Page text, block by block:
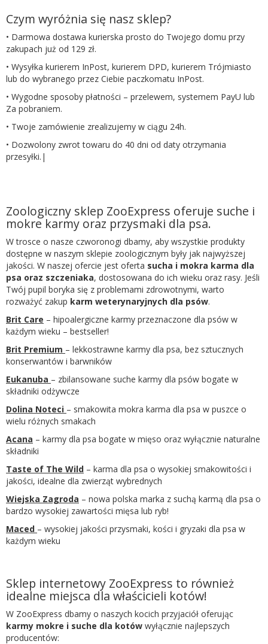
Czym wyróżnia się nasz sklep?
• Darmowa dostawa kurierska prosto do Twojego domu przy
zakupach już od 129 zł.
• Wysyłka kurierem InPost, kurierem DPD, kurierem Trójmiasto
lub do wybranego przez Ciebie paczkomatu InPost.
• Wygodne sposoby płatności – przelewem, systemem PayU lub
Za pobraniem.
• Twoje zamówienie zrealizujemy w ciągu 24h.
• Dozwolony zwrot towaru do 40 dni od daty otrzymania
przesyłki.|
Zoologiczny sklep ZooExpress oferuje suche i
mokre karmy oraz przysmaki dla psa.
W trosce o nasze czworonogi dbamy, aby wszystkie produkty
dostępne w naszym sklepie zoologicznym były jak najwyższej
jakości. W naszej ofercie jest oferta sucha i mokra karma dla
psa oraz szczeniaka, dostosowana do ich wieku oraz rasy. Jeśli
Twój pupil boryka się z problemami zdrowotnymi, warto
rozważyć zakup karm weterynaryjnych dla psów.
Brit Care – hipoalergiczne karmy przeznaczone dla psów w
każdym wieku – bestseller!
Brit Premium – lekkostrawne karmy dla psa, bez sztucznych
konserwantów i barwników
Eukanuba – zbilansowane suche karmy dla psów bogate w
składniki odżywcze
Dolina Noteci – smakowita mokra karma dla psa w puszce o
wielu różnych smakach
Acana – karmy dla psa bogate w mięso oraz wyłącznie naturalne
składniki
Taste of The Wild – karma dla psa o wysokiej smakowitości i
jakości, idealne dla zwierząt wybrednych
Wiejska Zagroda – nowa polska marka z suchą karmą dla psa o
bardzo wysokiej zawartości mięsa lub ryb!
Maced – wysokiej jakości przysmaki, kości i gryzaki dla psa w
każdym wieku
Sklep internetowy ZooExpress to również
idealne miejsca dla właścicieli kotów!
W ZooExpress dbamy o naszych kocich przyjaciół oferując
karmy mokre i suche dla kotów wyłącznie najlepszych
producentów: